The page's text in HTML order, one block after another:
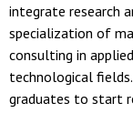
integrate research
specialization of
consulting in
technological
graduates to start